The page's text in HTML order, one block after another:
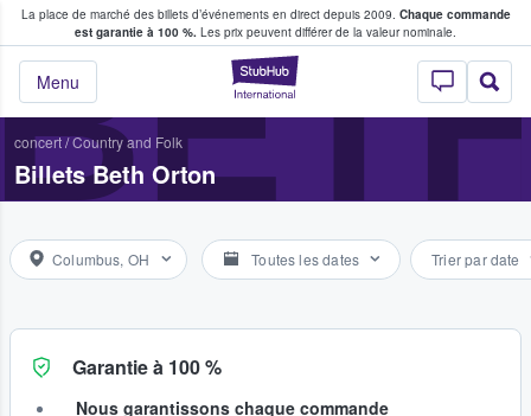
La place de marché des billets d’événements en direct depuis 2009. Chaque commande
est garantie à 100 %. Les prix peuvent différer de la valeur nominale.
StubHub - Où
Menu
fans achètent et vendent des billets
concert/Country and Folk
Billets Beth Orton
Columbus, OH Toutes les dates Trier par date
Garantie à 100 %
Nous garantissons chaque commande